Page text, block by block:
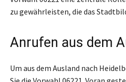
zu gewährleisten, die das
Anrufen aus dem
Um aus dem Ausland nach